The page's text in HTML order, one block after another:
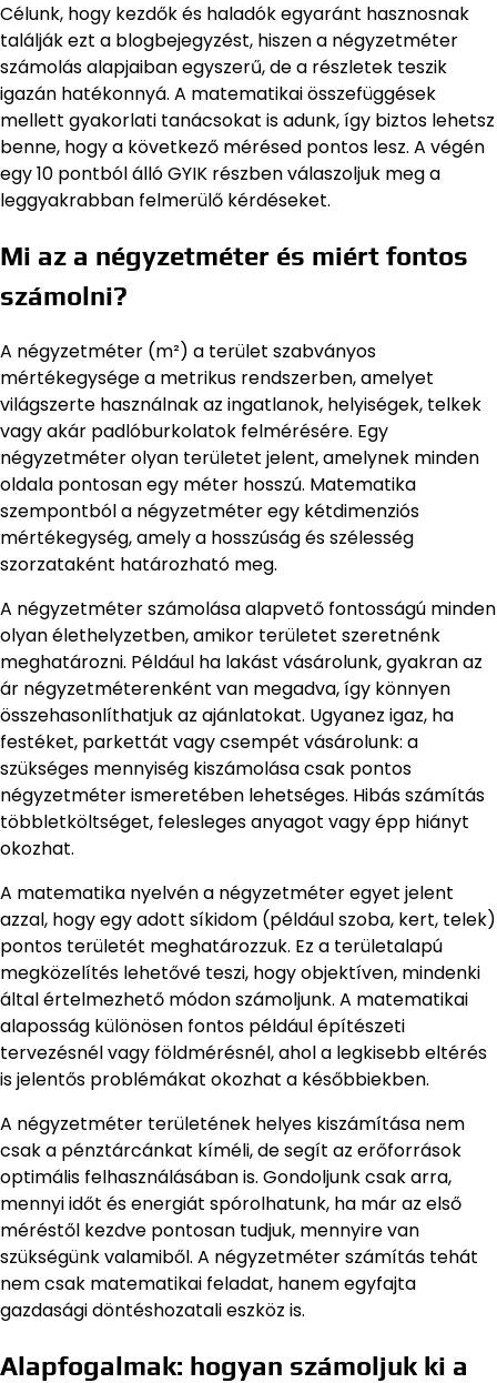
Célunk, hogy kezdők és haladók egyaránt hasznosnak
találják ezt a blogbejegyzést, hiszen a négyzetméter
számolás alapjaiban egyszerű, de a részletek teszik
igazán hatékonnyá. A matematikai összefüggések
mellett gyakorlati tanácsokat is adunk, így biztos lehetsz
benne, hogy a következő mérésed pontos lesz. A végén
egy 10 pontból álló GYIK részben válaszoljuk meg a
leggyakrabban felmerülő kérdéseket.
Mi az a négyzetméter és miért fontos
számolni?
A négyzetméter (m²) a terület szabványos
mértékegysége a metrikus rendszerben, amelyet
világszerte használnak az ingatlanok, helyiségek, telkek
vagy akár padlóburkolatok felmérésére. Egy
négyzetméter olyan területet jelent, amelynek minden
oldala pontosan egy méter hosszú. Matematika
szempontból a négyzetméter egy kétdimenziós
mértékegység, amely a hosszúság és szélesség
szorzataként határozható meg.
A négyzetméter számolása alapvető fontosságú minden
olyan élethelyzetben, amikor területet szeretnénk
meghatározni. Például ha lakást vásárolunk, gyakran az
ár négyzetméterenként van megadva, így könnyen
összehasonlíthatjuk az ajánlatokat. Ugyanez igaz, ha
festéket, parkettát vagy csempét vásárolunk: a
szükséges mennyiség kiszámolása csak pontos
négyzetméter ismeretében lehetséges. Hibás számítás
többletköltséget, felesleges anyagot vagy épp hiányt
okozhat.
A matematika nyelvén a négyzetméter egyet jelent
azzal, hogy egy adott síkidom (például szoba, kert, telek)
pontos területét meghatározzuk. Ez a területalapú
megközelítés lehetővé teszi, hogy objektíven, mindenki
által értelmezhető módon számoljunk. A matematikai
alaposság különösen fontos például építészeti
tervezésnél vagy földmérésnél, ahol a legkisebb eltérés
is jelentős problémákat okozhat a későbbiekben.
A négyzetméter területének helyes kiszámítása nem
csak a pénztárcánkat kíméli, de segít az erőforrások
optimális felhasználásában is. Gondoljunk csak arra,
mennyi időt és energiát spórolhatunk, ha már az első
méréstől kezdve pontosan tudjuk, mennyire van
szükségünk valamiből. A négyzetméter számítás tehát
nem csak matematikai feladat, hanem egyfajta
gazdasági döntéshozatali eszköz is.
Alapfogalmak: hogyan számoljuk ki a